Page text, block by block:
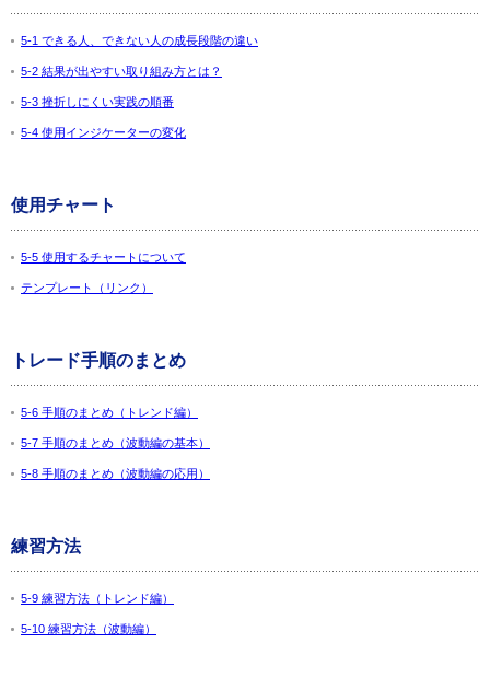
5-1 できる人、できない人の成長段階の違い
5-2 結果が出やすい取り組み方とは？
5-3 挫折しにくい実践の順番
5-4 使用インジケーターの変化
使用チャート
5-5 使用するチャートについて
テンプレート（リンク）
トレード手順のまとめ
5-6 手順のまとめ（トレンド編）
5-7 手順のまとめ（波動編の基本）
5-8 手順のまとめ（波動編の応用）
練習方法
5-9 練習方法（トレンド編）
5-10 練習方法（波動編）